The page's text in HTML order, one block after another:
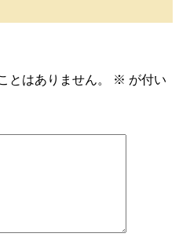
とはありません。 ※ が付い